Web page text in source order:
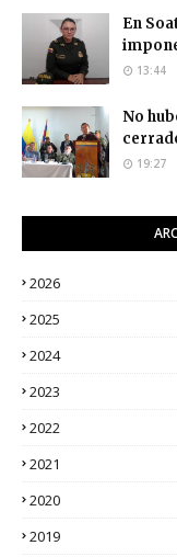
En
13:44
No
19:27
2026
2025
2024
2023
2022
2021
2020
2019